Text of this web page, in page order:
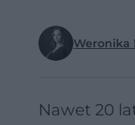
Weronika
Nawet 20